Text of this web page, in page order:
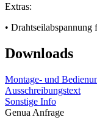
Extras:
• Drahtseilabspannung
Downloads
Montage- und
Ausschreibungstext
Sonstige Info
Genua Anfrage